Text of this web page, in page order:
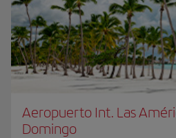
Aeropuerto Int. Las
Domingo